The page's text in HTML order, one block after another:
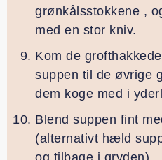
grønkålsstokkene ,
med en stor kniv.
Kom de
suppen til de øvrige
dem koge med i
Blend suppen fint
(alternativt hæld
og tilbage i gryden).